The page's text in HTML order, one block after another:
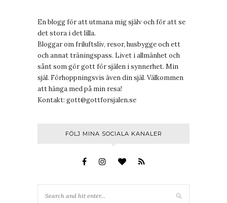
En blogg för att utmana mig själv och för att se
det stora i det lilla.
Bloggar om friluftsliv, resor, husbygge och ett
och annat träningspass. Livet i allmänhet och
sånt som gör gott för själen i synnerhet. Min
själ. Förhoppningsvis även din själ. Välkommen
att hänga med på min resa!
Kontakt: gott@gottforsjalen.se
FÖLJ MINA SOCIALA KANALER